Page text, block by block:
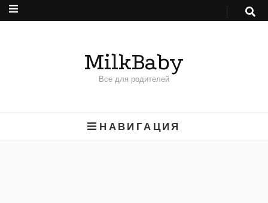
MilkBaby
Все для родителей
НАВИГАЦИЯ